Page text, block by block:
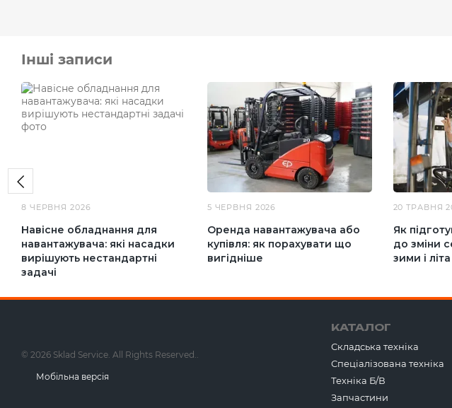
Інші записи
8 ЧЕРВНЯ 2026
Навісне обладнання для
навантажувача: які насадки
вирішують нестандартні
задачі
5 ЧЕРВНЯ 2026
Оренда навантажувача або
купівля: як порахувати що
вигідніше
20 ТРАВНЯ
Як
до зміни
зими і літа
© 2026 Sklad Service. All Rights Reserved..
Мобільна версія
КАТАЛОГ
Складська техніка
Спеціалізована техніка
Техніка Б/В
Запчастини